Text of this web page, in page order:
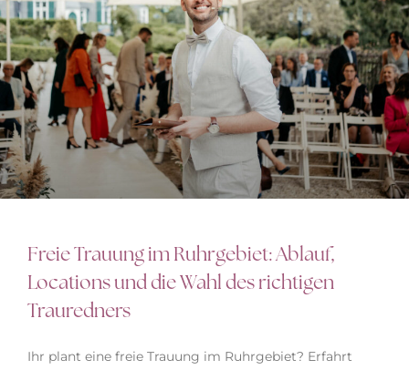
Freie Trauung im Ruhrgebiet: Ablauf,
Locations und die Wahl des richtigen
Trauredners
Ihr plant eine freie Trauung im Ruhrgebiet? Erfahrt